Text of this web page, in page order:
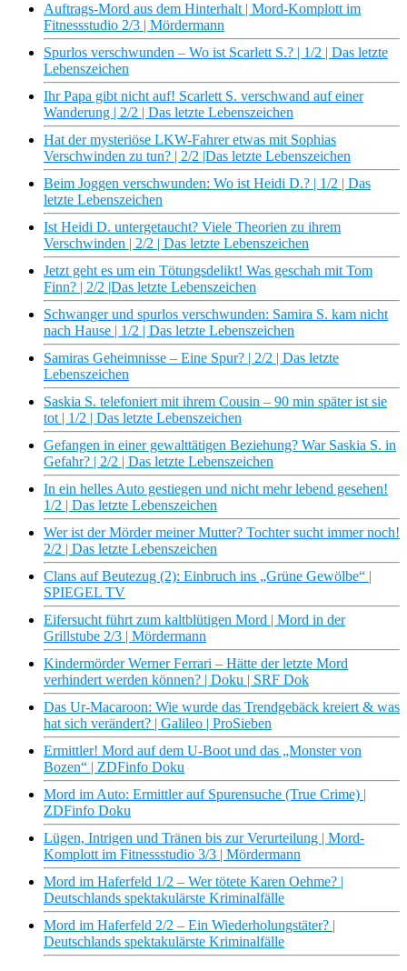
Auftrags-Mord aus dem Hinterhalt | Mord-Komplott im
Fitnessstudio 2/3 | Mördermann
Spurlos verschwunden – Wo ist Scarlett S.? | 1/2 | Das letzte
Lebenszeichen
Ihr Papa gibt nicht auf! Scarlett S. verschwand auf einer
Wanderung | 2/2 | Das letzte Lebenszeichen
Hat der mysteriöse LKW-Fahrer etwas mit Sophias
Verschwinden zu tun? | 2/2 |Das letzte Lebenszeichen
Beim Joggen verschwunden: Wo ist Heidi D.? | 1/2 | Das
letzte Lebenszeichen
Ist Heidi D. untergetaucht? Viele Theorien zu ihrem
Verschwinden | 2/2 | Das letzte Lebenszeichen
Jetzt geht es um ein Tötungsdelikt! Was geschah mit Tom
Finn? | 2/2 |Das letzte Lebenszeichen
Schwanger und spurlos verschwunden: Samira S. kam nicht
nach Hause | 1/2 | Das letzte Lebenszeichen
Samiras Geheimnisse – Eine Spur? | 2/2 | Das letzte
Lebenszeichen
Saskia S. telefoniert mit ihrem Cousin – 90 min später ist sie
tot | 1/2 | Das letzte Lebenszeichen
Gefangen in einer gewalttätigen Beziehung? War Saskia S. in
Gefahr? | 2/2 | Das letzte Lebenszeichen
In ein helles Auto gestiegen und nicht mehr lebend gesehen!
1/2 | Das letzte Lebenszeichen
Wer ist der Mörder meiner Mutter? Tochter sucht immer noch!
2/2 | Das letzte Lebenszeichen
Clans auf Beutezug (2): Einbruch ins „Grüne Gewölbe“ |
SPIEGEL TV
Eifersucht führt zum kaltblütigen Mord | Mord in der
Grillstube 2/3 | Mördermann
Kindermörder Werner Ferrari – Hätte der letzte Mord
verhindert werden können? | Doku | SRF Dok
Das Ur-Macaroon: Wie wurde das Trendgebäck kreiert & was
hat sich verändert? | Galileo | ProSieben
Ermittler! Mord auf dem U-Boot und das „Monster von
Bozen“ | ZDFinfo Doku
Mord im Auto: Ermittler auf Spurensuche (True Crime) |
ZDFinfo Doku
Lügen, Intrigen und Tränen bis zur Verurteilung | Mord-
Komplott im Fitnessstudio 3/3 | Mördermann
Mord im Haferfeld 1/2 – Wer tötete Karen Oehme? |
Deutschlands spektakulärste Kriminalfälle
Mord im Haferfeld 2/2 – Ein Wiederholungstäter? |
Deutschlands spektakulärste Kriminalfälle